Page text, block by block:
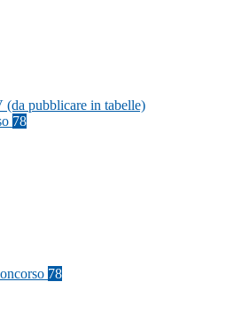
(da pubblicare in tabelle)
78
78